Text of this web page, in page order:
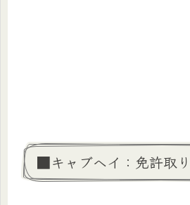
■キャブヘイ：免許取